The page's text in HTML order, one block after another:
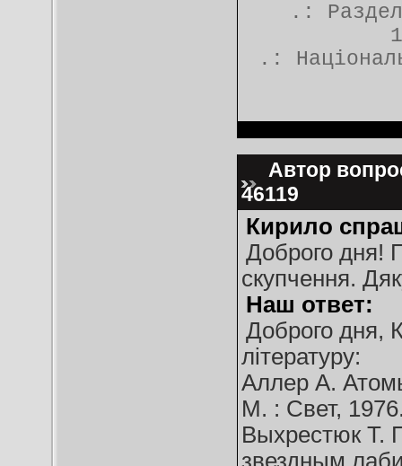
.:
.:
Автор
46119
Кирило
Доброго дня!
скупчення.
Наш ответ:
Доброго дня,
літературу:
Аллер А.
М. : Свет,
Выхрестюк Т.
звездным